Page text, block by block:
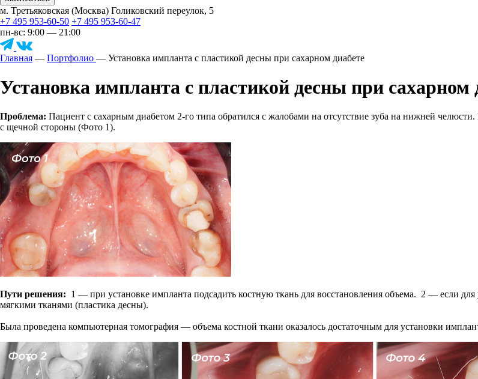
м. Третьяковская (Москва) Голиковский переулок, 5
+7 495 953-60-50 +7 495 953-60-47
пн-вс: 9:00 — 21:00
Главная — Портфолио — Установка импланта с пластикой десны при сахарном диабете
Установка импланта с пластикой десны при сахарном
Проблема: Пациент с сахарным диабетом 2-го типа обратился с жалобами на отсутствие зуба на нижней
с щечной стороны (Фото 1).
Пути решения: 1 — при установке импланта подсадить костную ткань для восстановления объема. 2 — если для
мягкими тканями (пластика десны).
Была проведена компьютерная томография — объема костной ткани оказалось достаточным для установки